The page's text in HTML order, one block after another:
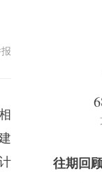
往期回